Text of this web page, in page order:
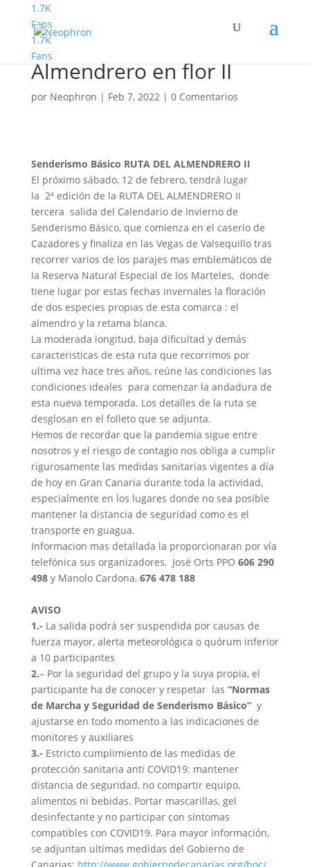
1.7K
Fans
1.7K
Fans
Senderismo Basico
Almendrero en flor II
por Neophron | Feb 7, 2022| 0 Comentarios
Senderismo Básico RUTA DEL ALMENDRERO II
El próximo sábado, 12 de febrero, tendrá lugar
la 2ª edición de la RUTA DEL ALMENDRERO II
tercera salida del Calendario de Invierno de
Senderismo Básico, que comienza en el caserío de
Cazadores y finaliza en las Vegas de Valsequillo tras
recorrer varios de los parajes mas emblemáticos de
la Reserva Natural Especial de los Marteles, donde
tiene lugar por estas fechas invernales la floración
de dos especies propias de esta comarca : el
almendro y la retama blanca.
La moderada longitud, baja dificultad y demás
caracteristicas de esta ruta que recorrimos por
ultima vez hace tres años, reúne las condiciones las
condiciones ideales para comenzar la andadura de
esta nueva temporada. Los detalles de la ruta se
desglosan en el folleto que se adjunta.
Hemos de recordar que la pandemia sigue entre
nosotros y el riesgo de contagio nos obliga a cumplir
rigurosamente las medidas sanitarias vigentes a día
de hoy en Gran Canaria durante toda la actividad,
especialmente en los lugares donde no sea posible
mantener la distancia de seguridad como es el
transporte en guagua.
Informacion mas detallada la proporcionaran por vía
telefónica sus organizadores, José Orts PPO 606 290
498 y Manolo Cardona, 676 478 188
AVISO
1.- La salida podrá ser suspendida por causas de
fuerza mayor, alerta meteorológica o quórum inferior
a 10 participantes
2.– Por la seguridad del grupo y la suya propia, el
participante ha de conocer y respetar las “Normas
de Marcha y Seguridad de Senderismo Básico”y
ajustarse en todo momento a las indicaciones de
monitores y auxiliares
3.- Estricto cumplimiento de las medidas de
protección sanitaria anti COVID19: mantener
distancia de seguridad, no compartir equipo,
alimentos ni bebidas. Portar mascarillas, gel
desinfectante y no participar con síntomas
compatibles con COVID19. Para mayor información,
se adjuntan ultimas medidas del Gobierno de